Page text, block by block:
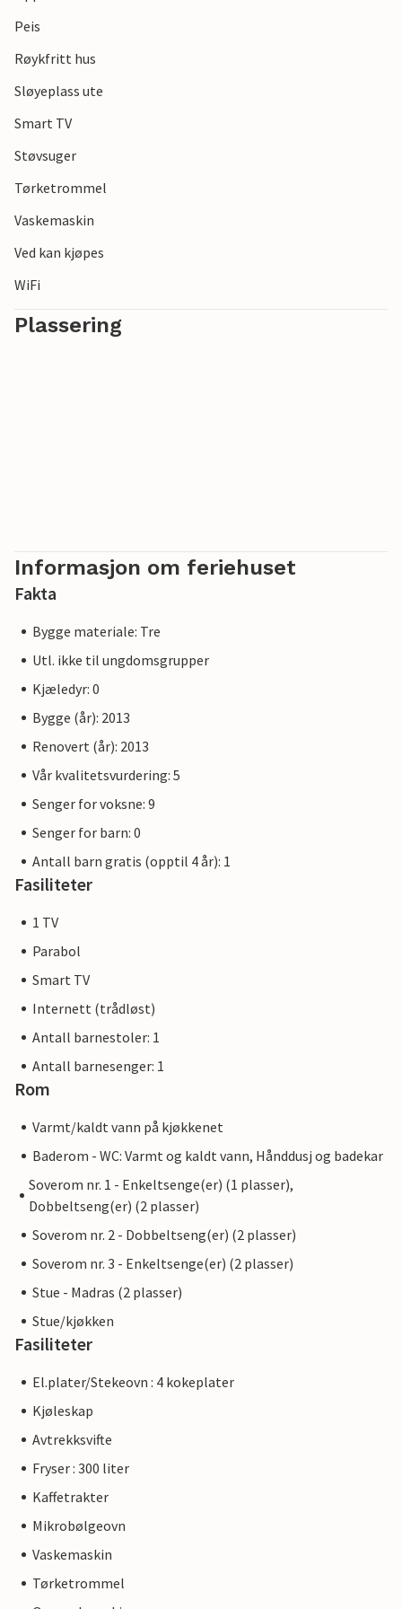
Peis
Røykfritt hus
Sløyeplass ute
Smart TV
Støvsuger
Tørketrommel
Vaskemaskin
Ved kan kjøpes
WiFi
Plassering
Informasjon om feriehuset
Fakta
Bygge materiale: Tre
Utl. ikke til ungdomsgrupper
Kjæledyr: 0
Bygge (år): 2013
Renovert (år): 2013
Vår kvalitetsvurdering: 5
Senger for voksne: 9
Senger for barn: 0
Antall barn gratis (opptil 4 år): 1
Fasiliteter
1 TV
Parabol
Smart TV
Internett (trådløst)
Antall barnestoler: 1
Antall barnesenger: 1
Rom
Varmt/kaldt vann på kjøkkenet
Baderom - WC: Varmt og kaldt vann, Hånddusj og badekar
Soverom nr. 1 - Enkeltsenge(er) (1 plasser),
Dobbeltseng(er) (2 plasser)
Soverom nr. 2 - Dobbeltseng(er) (2 plasser)
Soverom nr. 3 - Enkeltsenge(er) (2 plasser)
Stue - Madras (2 plasser)
Stue/kjøkken
Fasiliteter
El.plater/Stekeovn : 4 kokeplater
Kjøleskap
Avtrekksvifte
Fryser : 300 liter
Kaffetrakter
Mikrobølgeovn
Vaskemaskin
Tørketrommel